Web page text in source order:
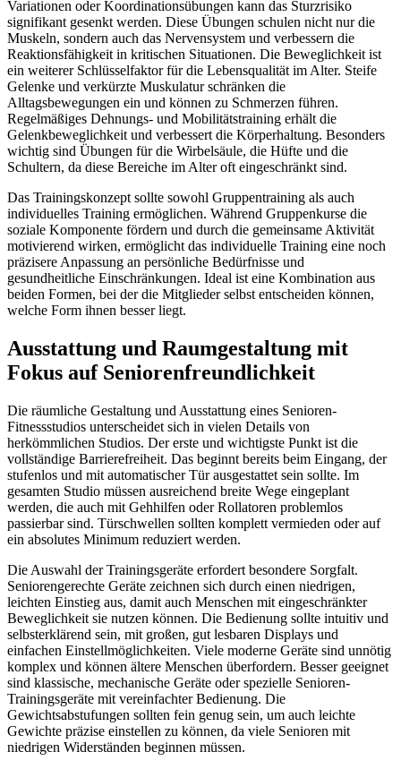
Variationen oder Koordinationsübungen kann das Sturzrisiko
signifikant gesenkt werden. Diese Übungen schulen nicht nur die
Muskeln, sondern auch das Nervensystem und verbessern die
Reaktionsfähigkeit in kritischen Situationen. Die Beweglichkeit ist
ein weiterer Schlüsselfaktor für die Lebensqualität im Alter. Steife
Gelenke und verkürzte Muskulatur schränken die
Alltagsbewegungen ein und können zu Schmerzen führen.
Regelmäßiges Dehnungs- und Mobilitätstraining erhält die
Gelenkbeweglichkeit und verbessert die Körperhaltung. Besonders
wichtig sind Übungen für die Wirbelsäule, die Hüfte und die
Schultern, da diese Bereiche im Alter oft eingeschränkt sind.
Das Trainingskonzept sollte sowohl Gruppentraining als auch
individuelles Training ermöglichen. Während Gruppenkurse die
soziale Komponente fördern und durch die gemeinsame Aktivität
motivierend wirken, ermöglicht das individuelle Training eine noch
präzisere Anpassung an persönliche Bedürfnisse und
gesundheitliche Einschränkungen. Ideal ist eine Kombination aus
beiden Formen, bei der die Mitglieder selbst entscheiden können,
welche Form ihnen besser liegt.
Ausstattung und Raumgestaltung mit
Fokus auf Seniorenfreundlichkeit
Die räumliche Gestaltung und Ausstattung eines Senioren-
Fitnessstudios unterscheidet sich in vielen Details von
herkömmlichen Studios. Der erste und wichtigste Punkt ist die
vollständige Barrierefreiheit. Das beginnt bereits beim Eingang, der
stufenlos und mit automatischer Tür ausgestattet sein sollte. Im
gesamten Studio müssen ausreichend breite Wege eingeplant
werden, die auch mit Gehhilfen oder Rollatoren problemlos
passierbar sind. Türschwellen sollten komplett vermieden oder auf
ein absolutes Minimum reduziert werden.
Die Auswahl der Trainingsgeräte erfordert besondere Sorgfalt.
Seniorengerechte Geräte zeichnen sich durch einen niedrigen,
leichten Einstieg aus, damit auch Menschen mit eingeschränkter
Beweglichkeit sie nutzen können. Die Bedienung sollte intuitiv und
selbsterklärend sein, mit großen, gut lesbaren Displays und
einfachen Einstellmöglichkeiten. Viele moderne Geräte sind unnötig
komplex und können ältere Menschen überfordern. Besser geeignet
sind klassische, mechanische Geräte oder spezielle Senioren-
Trainingsgeräte mit vereinfachter Bedienung. Die
Gewichtsabstufungen sollten fein genug sein, um auch leichte
Gewichte präzise einstellen zu können, da viele Senioren mit
niedrigen Widerständen beginnen müssen.